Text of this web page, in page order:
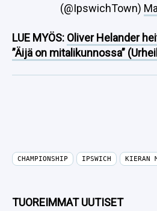
(@IpswichTown)
LUE MYÖS: Oliver Helander
”Äijä on mitalikunnossa”
CHAMPIONSHIP IPSWICH KIERAN
TUOREIMMAT UUTISET